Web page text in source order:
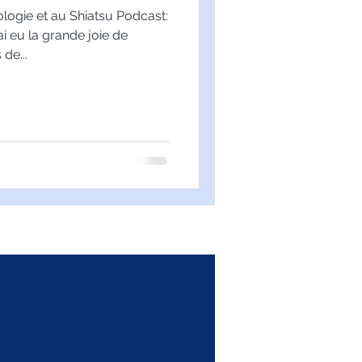
et au Shiatsu Podcast:
eu la grande joie de